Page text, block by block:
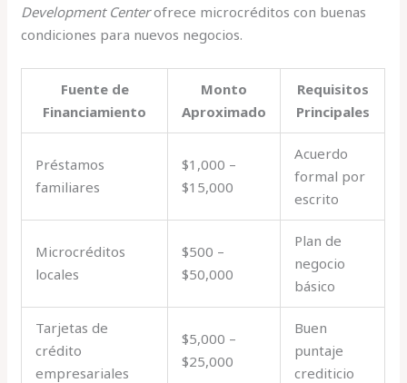
Development Centerofrece microcréditos con buenas
condiciones para nuevos negocios.
Fuente de
Financiamiento
Monto
Aproximado
Requisitos
Principales
Préstamos
familiares
$1,000 –
$15,000
Acuerdo
formal por
escrito
Microcréditos
locales
$500 –
$50,000
Plan de
negocio
básico
Tarjetas de
crédito
empresariales
$5,000 –
$25,000
Buen
puntaje
crediticio